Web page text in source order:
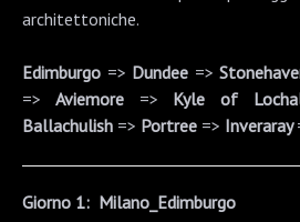
architettoniche.
Edimburgo => Dundee =>
=> Aviemore => Kyle of
Ballachulish => Portree => Inveraray
Giorno 1: Milano_Edimburgo